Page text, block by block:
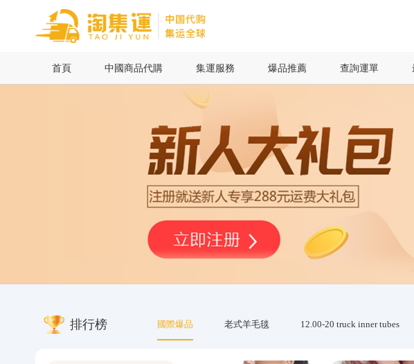
首頁 中國商品代購 集運服務 爆品推薦 查詢運單
排行榜 國際爆品 老式羊毛毯 12.00-20 truck inner tubes